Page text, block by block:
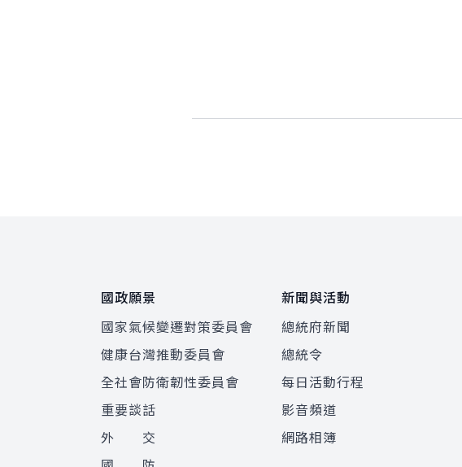
國政願景
國家氣候變遷對策委員會
健康台灣推動委員會
全社會防衛韌性委員會
重要談話
外 交
新聞與活動
總統府新聞
總統令
每日活動行程
影音頻道
網路相簿